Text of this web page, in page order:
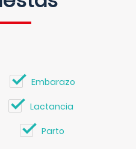
Embarazo
Lactancia
Parto